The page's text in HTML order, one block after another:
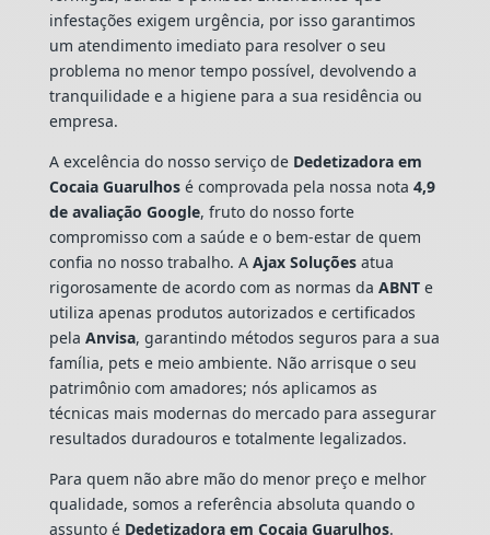
infestações exigem urgência, por isso garantimos
um atendimento imediato para resolver o seu
problema no menor tempo possível, devolvendo a
tranquilidade e a higiene para a sua residência ou
empresa.
A excelência do nosso serviço de Dedetizadora em
Cocaia Guarulhosé comprovada pela nossa nota 4,9
de avaliação Google, fruto do nosso forte
compromisso com a saúde e o bem-estar de quem
confia no nosso trabalho. A Ajax Soluçõesatua
rigorosamente de acordo com as normas da ABNTe
utiliza apenas produtos autorizados e certificados
pela Anvisa, garantindo métodos seguros para a sua
família, pets e meio ambiente. Não arrisque o seu
patrimônio com amadores; nós aplicamos as
técnicas mais modernas do mercado para assegurar
resultados duradouros e totalmente legalizados.
Para quem não abre mão do menor preço e melhor
qualidade, somos a referência absoluta quando o
assunto é Dedetizadora em Cocaia Guarulhos.